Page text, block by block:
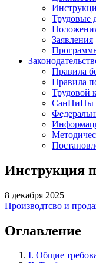
Трудовые
Заявления
Правила
Правила
Трудовой
СанПиНы
Инструкция
8 декабря 2025
Производтсво и
Оглавление
I. Общие